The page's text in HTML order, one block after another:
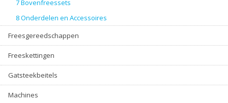
7 Bovenfreessets
8 Onderdelen en Accessoires
Freesgereedschappen
Freeskettingen
Gatsteekbeitels
Machines